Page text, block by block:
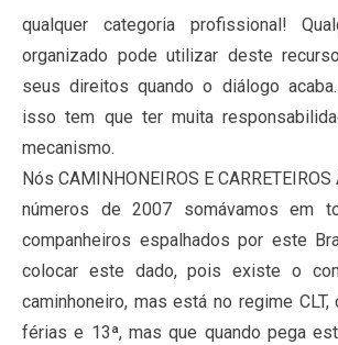
qualquer categoria profissional!
organizado pode utilizar deste
seus direitos quando o diálogo
isso tem que ter muita
mecanismo.
Nós CAMINHONEIROS E
números de 2007 somávamos em
companheiros espalhados por este
colocar este dado, pois existe o
caminhoneiro, mas está no regime CLT,
férias e 13ª, mas que quando pega